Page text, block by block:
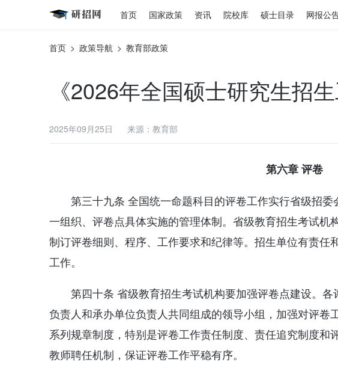
首页 国家政策 资讯 院校库 硕士目录 网报公
首页 > 政策导航 > 教育部政策
《2026年全国硕士研究生招
2025年09月25日 来源：教育部
第六章 评卷
第三十九条 全国统一命题科目的评卷工作实行省级招
一组织、评卷点具体实施的管理体制。省级教育招生考试机
制订评卷细则、程序、工作要求和纪律等。招生单位有责任
工作。
第四十条 省级教育招生考试机构要加强评卷点建设。
负责人和承办单位负责人共同组成的领导小组，加强对评卷
系列规章制度，特别是评卷工作责任制度、责任追究制度和
教师聘任机制，保证评卷工作平稳有序。